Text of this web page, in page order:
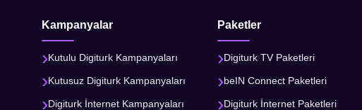
Kampanyalar
Kutulu Digiturk Kampanyaları
Kutusuz Digiturk Kampanyaları
Digiturk İnternet Kampanyaları
Paketler
Digiturk TV Paketleri
beIN Connect Paketleri
Digiturk İnternet Paketleri